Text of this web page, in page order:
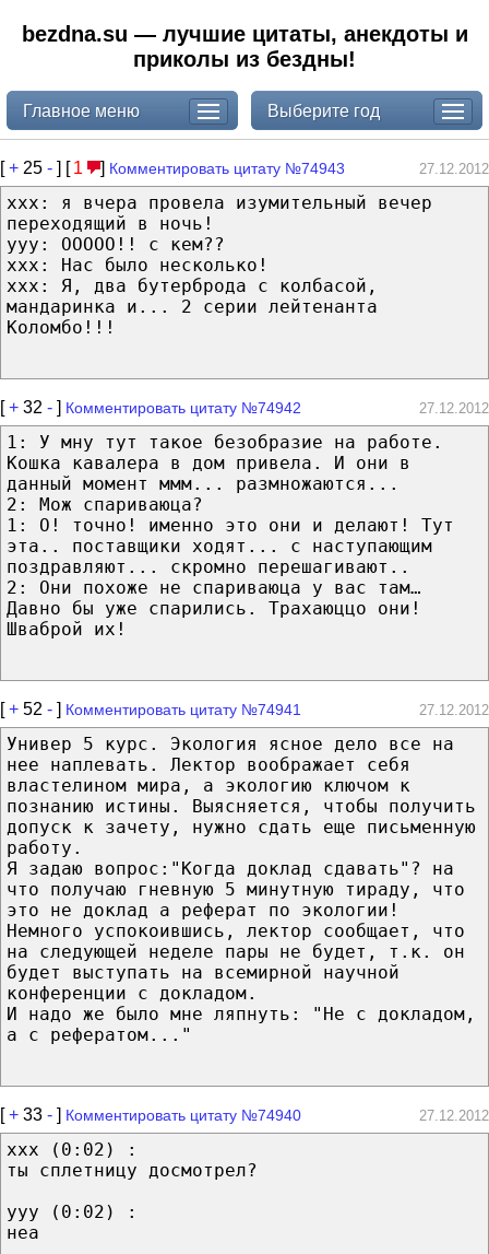
bezdna.su — лучшие цитаты, анекдоты и
приколы из бездны!
Главное меню Выберите год
[+ 25 - ] [ 1 ] Комментировать цитату №74943 27.12.2012
ххх: я вчера провела изумительный вечер
переходящий в ночь!
yyy: ООООО!! с кем??
xxx: Нас было несколько!
ххх: Я, два бутерброда с колбасой,
мандаринка и... 2 серии лейтенанта
Коломбо!!!
[+ 32 - ] Комментировать цитату №74942 27.12.2012
1: У мну тут такое безобразие на работе.
Кошка кавалера в дом привела. И они в
данный момент ммм... размножаются...
2: Мож спариваюца?
1: О! точно! именно это они и делают! Тут
эта.. поставщики ходят... с наступающим
поздравляют... скромно перешагивают..
2: Они похоже не спариваюца у вас там…
Давно бы уже спарились. Трахаюццо они!
Шваброй их!
[+ 52 - ] Комментировать цитату №74941 27.12.2012
Универ 5 курс. Экология ясное дело все на
нее наплевать. Лектор воображает себя
властелином мира, а экологию ключом к
познанию истины. Выясняется, чтобы получить
допуск к зачету, нужно сдать еще письменную
работу.
Я задаю вопрос:"Когда доклад сдавать"? на
что получаю гневную 5 минутную тираду, что
это не доклад а реферат по экологии!
Немного успокоившись, лектор сообщает, что
на следующей неделе пары не будет, т.к. он
будет выступать на всемирной научной
конференции с докладом.
И надо же было мне ляпнуть: "Не с докладом,
а с рефератом..."
[+ 33 - ] Комментировать цитату №74940 27.12.2012
xxx (0:02) :
ты сплетницу досмотрел?
yyy (0:02) :
неа